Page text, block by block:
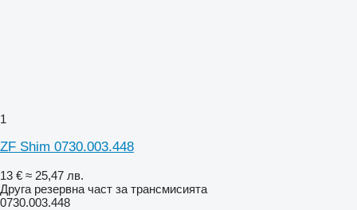
1
ZF Shim 0730.003.448
13 € ≈ 25,47 лв.
Друга резервна част за трансмисията
0730.003.448